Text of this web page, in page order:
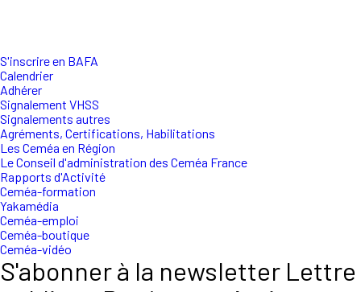
S'inscrire en BAFA
Calendrier
Adhérer
Signalement VHSS
Signalements autres
Agréments, Certifications, Habilitations
Les Ceméa en Région
Le Conseil d'administration des Ceméa France
Rapports d'Activité
Ceméa-formation
Yakamédia
Ceméa-emploi
Ceméa-boutique
Ceméa-vidéo
S'abonner à la newsletter Lettre